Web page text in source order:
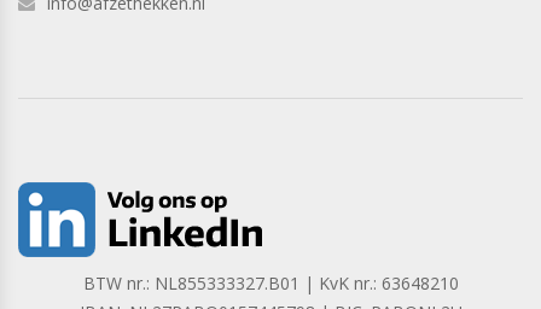
BTW nr.: NL855333327.B01 | KvK nr.: 63648210